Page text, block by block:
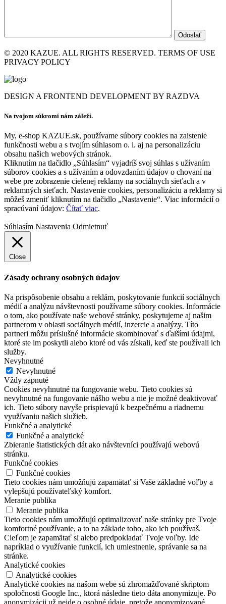
© 2020 KAZUE. ALL RIGHTS RESERVED. TERMS OF USE
PRIVACY POLICY
DESIGN A FRONTEND DEVELOPMENT BY RAZDVA
Na tvojom súkromí nám záleží.
My, e-shop KAZUE.sk, používame súbory cookies na zaistenie
funkčnosti webu a s tvojím súhlasom o. i. aj na personalizáciu
obsahu našich webových stránok.
Kliknutím na tlačidlo „Súhlasím“ vyjadríš svoj súhlas s užívaním
súborov cookies a s užívaním a odovzdaním údajov o chovaní na
webe pre zobrazenie cielenej reklamy na sociálnych sieťach a v
reklamných sieťach. Nastavenie cookies, personalizáciu a reklamy si
môžeš zmeniť kliknutím na tlačidlo „Nastavenie“. Viac informácií o
spracúvaní údajov: Čítať viac.
Súhlasím Nastavenia Odmietnuť
Close
Zásady ochrany osobných údajov
Na prispôsobenie obsahu a reklám, poskytovanie funkcií sociálnych
médií a analýzu návštevnosti používame súbory cookies. Informácie
o tom, ako používate naše webové stránky, poskytujeme aj našim
partnerom v oblasti sociálnych médií, inzercie a analýzy. Títo
partneri môžu príslušné informácie skombinovať s ďalšími údajmi,
ktoré ste im poskytli alebo ktoré od vás získali, keď ste používali ich
služby.
Nevyhnutné
Nevyhnutné
Vždy zapnuté
Cookies nevyhnutné na fungovanie webu. Tieto cookies sú
nevyhnutné na fungovanie nášho webu a nie je možné deaktivovať
ich. Tieto súbory navyše prispievajú k bezpečnému a riadnemu
využívaniu našich služieb.
Funkčné a analytické
Funkčné a analytické
Zbieranie štatistických dát ako návštevníci používajú webovú
stránku.
Funkčné cookies
Funkčné cookies
Tieto cookies nám umožňujú zapamätať si Vaše základné voľby a
vylepšujú používateľský komfort.
Meranie publika
Meranie publika
Tieto cookies nám umožňujú optimalizovať naše stránky pre Tvoje
komfortné používanie, a to na základe toho, ako ich používaš.
Cieľom je zapamätať si alebo predpokladať Tvoje voľby. Ide
napríklad o využívanie funkcií, ich umiestnenie, správanie sa na
stránke.
Analytické cookies
Analytické cookies
Analytické cookies na našom webe sú zhromažďované skriptom
spoločnosti Google Inc., ktorá následne tieto dáta anonymizuje. Po
anonymizácii už nejde o osobné údaje, pretože anonymizované